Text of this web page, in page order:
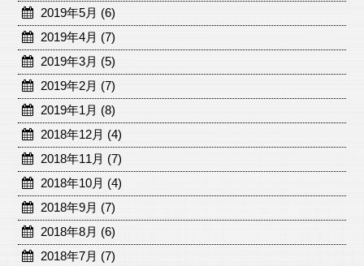
2019年5月 (6)
2019年4月 (7)
2019年3月 (5)
2019年2月 (7)
2019年1月 (8)
2018年12月 (4)
2018年11月 (7)
2018年10月 (4)
2018年9月 (7)
2018年8月 (6)
2018年7月 (7)